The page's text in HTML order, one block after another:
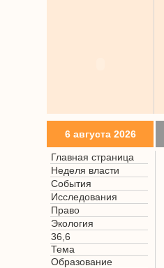
6 августа 2026
Главная страница
Неделя власти
События
Исследования
Право
Экология
36,6
Тема
Образование